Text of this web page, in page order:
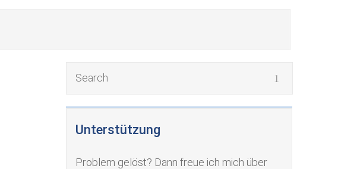
Unterstützung
Problem gelöst? Dann freue ich mich über